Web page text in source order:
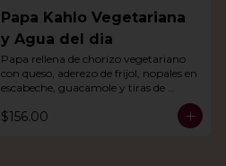
Papa Kahlo Vegetariana
y Agua del dia
Papa rellena de chorizo vegetariano
con queso, aderezo de frijol, nopales en
escabeche, guacamole y tiras de
$156.00